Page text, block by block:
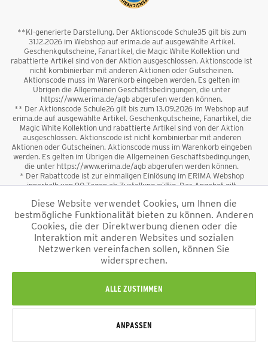
**KI-generierte Darstellung. Der Aktionscode Schule35 gilt bis zum
31.12.2026 im Webshop auf erima.de auf ausgewählte Artikel.
Geschenkgutscheine, Fanartikel, die Magic White Kollektion und
rabattierte Artikel sind von der Aktion ausgeschlossen. Aktionscode ist
nicht kombinierbar mit anderen Aktionen oder Gutscheinen.
Aktionscode muss im Warenkorb eingeben werden. Es gelten im
Übrigen die Allgemeinen Geschäftsbedingungen, die unter
https://www.erima.de/agb abgerufen werden können.
** Der Aktionscode Schule26 gilt bis zum 13.09.2026 im Webshop auf
erima.de auf ausgewählte Artikel. Geschenkgutscheine, Fanartikel, die
Magic White Kollektion und rabattierte Artikel sind von der Aktion
ausgeschlossen. Aktionscode ist nicht kombinierbar mit anderen
Aktionen oder Gutscheinen. Aktionscode muss im Warenkorb eingeben
werden. Es gelten im Übrigen die Allgemeinen Geschäftsbedingungen,
die unter https://www.erima.de/agb abgerufen werden können.
* Der Rabattcode ist zur einmaligen Einlösung im ERIMA Webshop
innerhalb von 90 Tagen ab Zustellung gültig. Das Angebot gilt
sowie Geschenkgutscheine sind vom Rabatt ausgeschlossen. Der
Rabattcode ist nicht mit anderen Aktionen oder Gutscheinen
kombinierbar. Der Mindestbestellwert beträgt 50 €
*Alle Preise verstehen sich inkl. Mehrwertsteuer und zzgl.
und ggf. Nachnahmegebühren, wenn nicht anders
beschrieben.
Alle Rechte vorbehalten © 2026
Diese Website verwendet Cookies, um Ihnen die
bestmögliche Funktionalität bieten zu können. Anderen
Cookies, die der Direktwerbung dienen oder die
Interaktion mit anderen Websites und sozialen
Netzwerken vereinfachen sollen, können Sie
widersprechen.